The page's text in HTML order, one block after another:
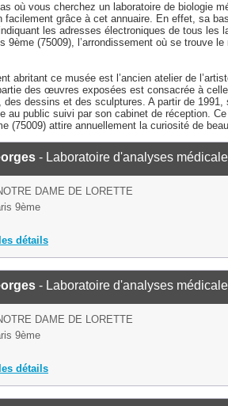
où vous cherchez un laboratoire de biologie
facilement grâce à cet annuaire. En effet, sa
les adresses électroniques de tous les
9ème (75009), l’arrondissement où se trouve
abritant ce musée est l’ancien atelier de
des œuvres exposées est consacrée à
des dessins et des sculptures. A partir de 1991,
au public suivi par son cabinet de réception.
(75009) attire annuellement la curiosité de
- Laboratoire d'analyses
DAME DE LORETTE
9ème
détails
- Laboratoire d'analyses
DAME DE LORETTE
9ème
détails